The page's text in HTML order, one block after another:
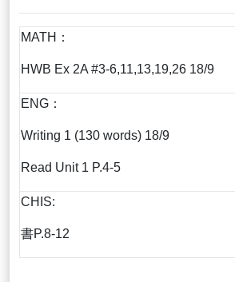
MATH：
HWB Ex 2A #3-6,11,13,19,26 18/9
ENG：
Writing 1 (130 words) 18/9
Read Unit 1 P.4-5
CHIS:
書P.8-12